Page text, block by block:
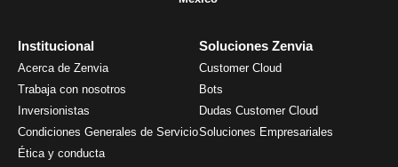
Institucional
Acerca de Zenvia
Trabaja con nosotros
Inversionistas
Condiciones Generales de Servicio
Ética y conducta
Soluciones Zenvia
Customer Cloud
Bots
Dudas Customer Cloud
Soluciones Empresariales